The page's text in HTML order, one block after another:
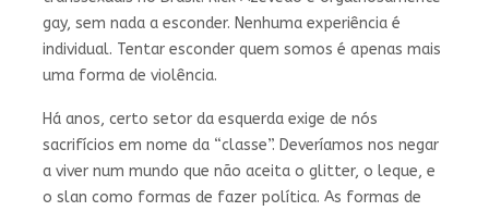
gay, sem nada a esconder. Nenhuma experiência é
individual. Tentar esconder quem somos é apenas mais
uma forma de violência.
Há anos, certo setor da esquerda exige de nós
sacrifícios em nome da “classe”. Deveríamos nos negar
a viver num mundo que não aceita o glitter, o leque, e
o slan como formas de fazer política. As formas de